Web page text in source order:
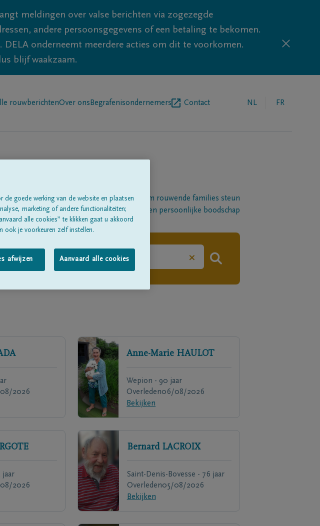
meldingen over valse berichten via zogezegde
andere persoonsgegevens of een betaling te bekomen.
onderneemt meerdere acties om dit te voorkomen.
blijf waakzaam.
rouwberichtenOver ons Begrafenisondernemers Contact NL FR
Een platform om rouwende families steun
te betuigen met een persoonlijke boodschap
×
2026
Anne-Marie HAULOT
Wepion - 90 jaar
Overleden06/08/2026
Bekijken
jaar
2026
Bernard LACROIX
Saint-Denis-Bovesse - 76 jaar
Overleden05/08/2026
Bekijken
goede werking van de website en plaatsen
marketing of andere functionaliteiten;
alle cookies” te klikken gaat u akkoord
ook je voorkeuren zelf instellen.
afwijzen Aanvaard alle cookies